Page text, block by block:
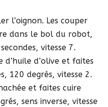
l’oignon. Les couper
dans le bol du robot,
vitesse 7.
d’olive et faites
120 degrés, vitesse 2.
et faites cuire
sens inverse, vitesse